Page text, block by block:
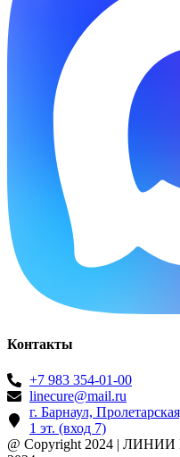
Контакты
+7 983 354-01-00
linecure@mail.ru
г. Барнаул,
1 эт. (вход 7)
@ Copyright 2024 |